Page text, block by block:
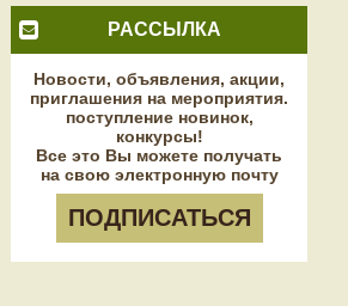
РАССЫЛКА
Новости, объявления, акции,
приглашения на мероприятия.
поступление новинок,
конкурсы!
Все это Вы можете получать
на свою электронную почту
ПОДПИСАТЬСЯ